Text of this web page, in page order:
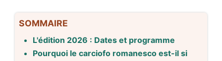
SOMMAIRE
L'édition 2026 : Dates et programme
Pourquoi le carciofo romanesco est-il si